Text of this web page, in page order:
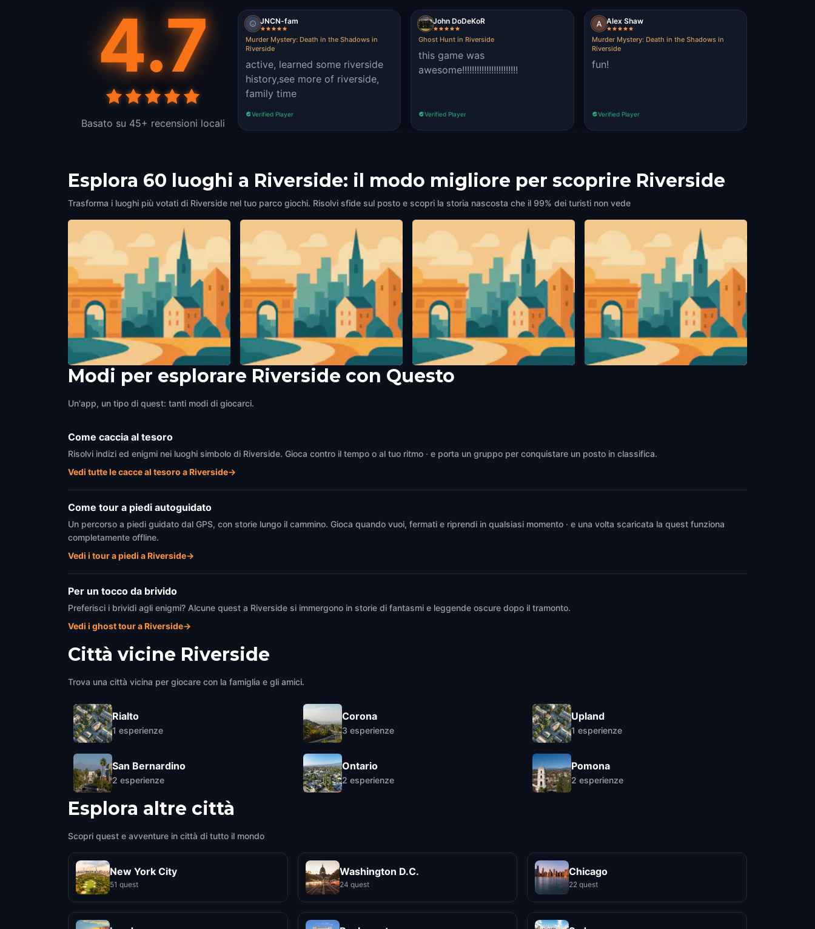
4.7
Basato su 45+ recensioni locali
JNCN-fam
Murder Mystery: Death in the Shadows in
Riverside
active, learned some riverside
history,see more of riverside,
family time
Verified Player
John DoDeKoR
Ghost Hunt in Riverside
this game was
awesome!!!!!!!!!!!!!!!!!!!!!!!
Verified Player
Alex Shaw
Murder Mystery: Death in the Shadows in
Riverside
fun!
Verified Player
Esplora 60 luoghi a Riverside: il modo migliore per scoprire Riverside
Trasforma i luoghi più votati di Riverside nel tuo parco giochi. Risolvi sfide sul posto e scopri la storia nascosta che il 99% dei turisti non vede
Public Art "Thin Cube With Sphere" Civic Clock Tower Chinese Pavilion
Modi per esplorare Riverside con Questo
Un'app, un tipo di quest: tanti modi di giocarci.
Come caccia al tesoro
Risolvi indizi ed enigmi nei luoghi simbolo di Riverside. Gioca contro il tempo o al tuo ritmo · e porta un gruppo per conquistare un posto in classifica.
Vedi tutte le cacce al tesoro a Riverside→
Come tour a piedi autoguidato
Un percorso a piedi guidato dal GPS, con storie lungo il cammino. Gioca quando vuoi, fermati e riprendi in qualsiasi momento · e una volta scaricata la quest funziona
completamente offline.
Vedi i tour a piedi a Riverside→
Per un tocco da brivido
Preferisci i brividi agli enigmi? Alcune quest a Riverside si immergono in storie di fantasmi e leggende oscure dopo il tramonto.
Vedi i ghost tour a Riverside→
Città vicine Riverside
Trova una città vicina per giocare con la famiglia e gli amici.
Rialto
1 esperienze
San Bernardino
2 esperienze
Corona
3 esperienze
Ontario
2 esperienze
Upland
1 esperienze
Pomona
2 esperienze
Esplora altre città
Scopri quest e avventure in città di tutto il mondo
New York City
51 quest
Washington D.C.
24 quest
Chicago
22 quest